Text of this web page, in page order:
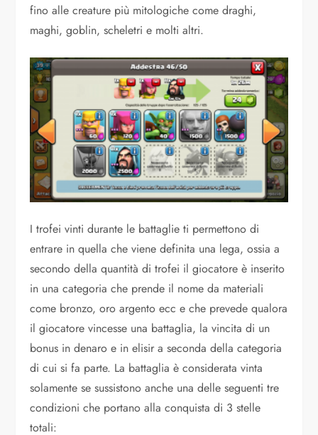
fino alle creature più mitologiche come draghi,
maghi, goblin, scheletri e molti altri.
I trofei vinti durante le battaglie ti permettono di
entrare in quella che viene definita una lega, ossia a
secondo della quantità di trofei il giocatore è inserito
in una categoria che prende il nome da materiali
come bronzo, oro argento ecc e che prevede qualora
il giocatore vincesse una battaglia, la vincita di un
bonus in denaro e in elisir a seconda della categoria
di cui si fa parte. La battaglia è considerata vinta
solamente se sussistono anche una delle seguenti tre
condizioni che portano alla conquista di 3 stelle
totali: